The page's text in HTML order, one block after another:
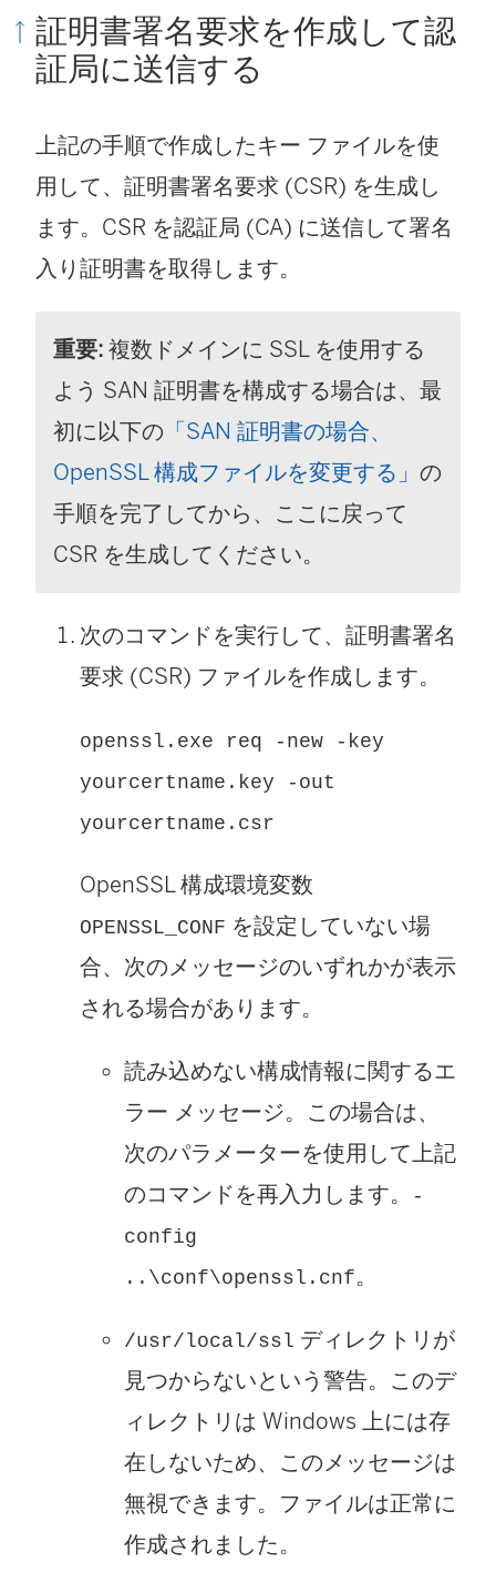
ィ
ン
ウ
で
リ
ン
が
開
く
)
証明書署名要求を作成して認
証局に送信する
上記の手順で作成したキー ファイルを使
用して、証明書署名要求 (CSR) を生成し
ます。CSR を認証局 (CA) に送信して署名
入り証明書を取得します。
重要: 複数ドメインに SSL を使用する
よう SAN 証明書を構成する場合は、最
初に以下の 「SAN 証明書の場合、
OpenSSL 構成ファイルを変更する」 の
手順を完了してから、ここに戻って
CSR を生成してください。
次のコマンドを実行して、証明書署名
要求 (CSR) ファイルを作成します。
openssl.exe req -new -key
yourcertname.key -out
yourcertname.csr
OpenSSL 構成環境変数
OPENSSL_CONF を設定していない場
合、次のメッセージのいずれかが表示
される場合があります。
読み込めない構成情報に関するエ
ラー メッセージ。この場合は、
次のパラメーターを使用して上記
のコマンドを再入力します。
-
config
..\conf\openssl.cnf。
/usr/local/ssl ディレクトリが
見つからないという警告。このデ
ィレクトリは Windows 上には存
在しないため、このメッセージは
無視できます。ファイルは正常に
作成されました。